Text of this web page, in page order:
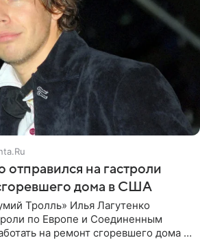
отправился на гастроли
дома в США
Тролль» Илья Лагутенко
по Европе и Соединенным
на ремонт сгоревшего дома в